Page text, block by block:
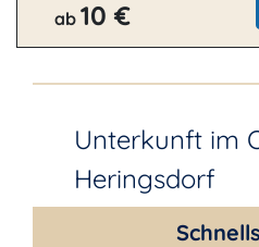
ab10 €
Unterkunft im
Heringsdorf